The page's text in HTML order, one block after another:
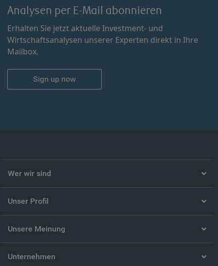
Analysen per E-Mail abonnieren
Erhalten Sie jetzt aktuelle Investment- und
Wirtschaftsanalysen unserer Experten direkt in Ihre
Mailbox.
Sign up now
Wer wir sind
Unser Profil
Unsere Meinung
Unternehmen